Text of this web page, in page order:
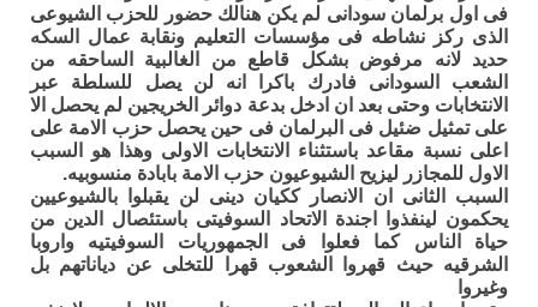
فى اول برلمان سودانى لم يكن هنالك حضور للحزب الشيوعى
الذى ركز نشاطه فى مؤسسات التعليم ونقابة عمال السكه
حديد لانه مرفوض بشكل قاطع من الغالبية الساحقه من
الشعب السودانى فادرك باكرا انه لن يصل للسلطة عبر
الانتخابات وحتى بعد ان ادخل بدعة دوائر الخريجين لم يحصل الا
على تمثيل ضئيل فى البرلمان فى حين يحصل حزب الامة على
اعلى نسبة مقاعد باستثناء الانتخابات الاولى وهذا هو السبب
الاول للمجازر ليزيح الشيوعيون حزب الامة بابادة منسوبيه.
السبب الثانى ان الانصار ككيان دينى لن يقبلوا بالشيوعيين
يحكمون لينفذوا اجندة الاتحاد السوفيتى باستئصال الدين من
حياة الناس كما فعلوا فى الجمهوريات السوفيتيه واروبا
الشرقيه حيث قهروا الشعوب قهرا للتخلى عن دياناتهم بل
وغيروا